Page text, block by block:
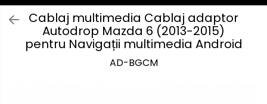
Volkswagen
adaptoare
auto
Camere
marșarier
auto
Cablaj multimedia Cablaj adaptor
Autodrop Mazda 6 (2013-2015)
pentru Navigații multimedia Android
AD-BGCM